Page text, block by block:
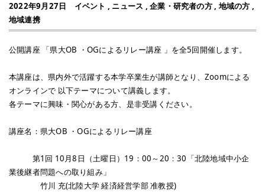
2022年9月27日 イベント , ニュース ,企業・研究者の方, 地域の方 ,
地域連携
公開講座 「県大OB ・OGによるリレー講座 」を全5回開催します。
本講座は、県内外で活躍する本学卒業生が講師となり、Zoomによる
オンラインで 以下テーマについて講義します。
各テーマに興味・関心がある方、是非受講ください。
講座名：県大OB ・OGによるリレー講座
第1回 10月8日（土曜日）19：00～20：30「北陸地域中小企
業後継者問題への取り組み」
竹川 充(北陸大学 経済経営学部 准教授)